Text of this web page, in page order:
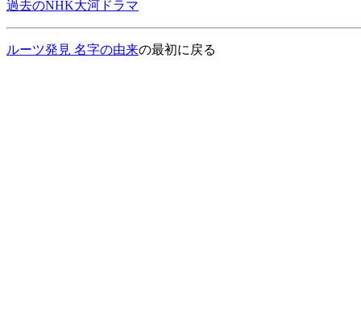
過去のNHK大河ドラマ
ルーツ発見 名字の由来の最初に戻る